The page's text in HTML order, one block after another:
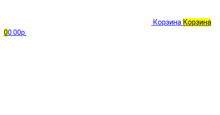
Корзина Корзина
00.00р.